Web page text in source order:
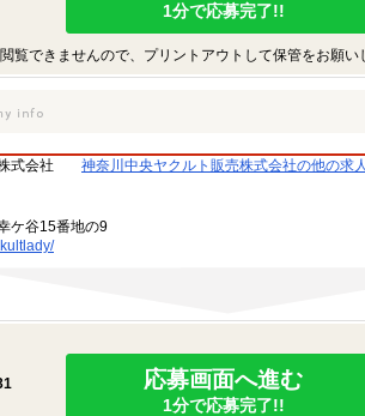
1分で応募完了!!
覧できませんので、プリントアウトして保管をお願い
式会社
神奈川中央ヤクルト販売株式会社の他の求
ケ谷15番地の9
応募画面へ進む
1分で応募完了!!